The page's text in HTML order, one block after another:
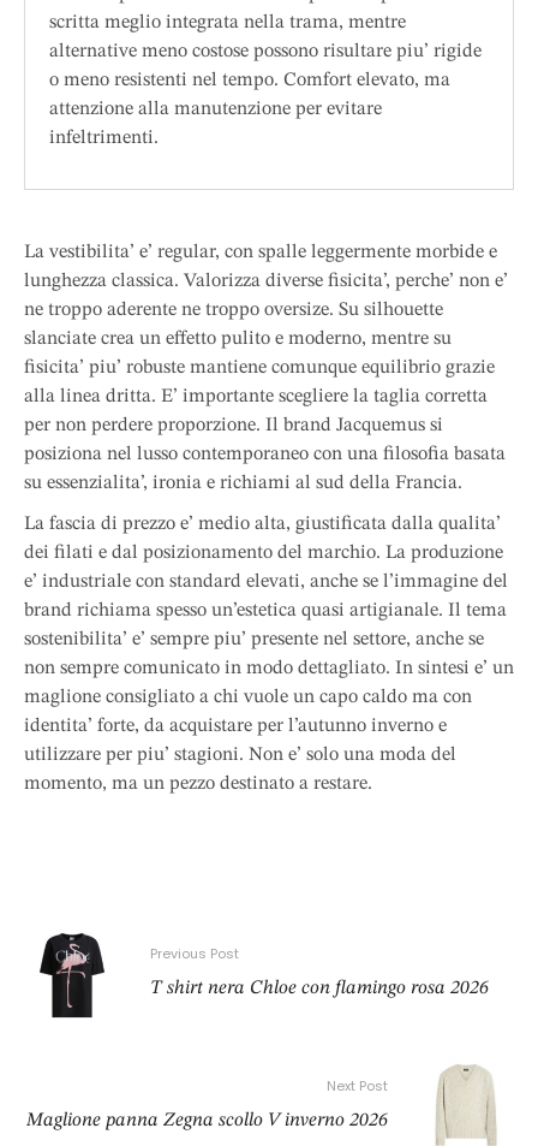
scritta meglio integrata nella trama, mentre
alternative meno costose possono risultare piu’ rigide
o meno resistenti nel tempo. Comfort elevato, ma
attenzione alla manutenzione per evitare
infeltrimenti.
La vestibilita’ e’ regular, con spalle leggermente morbide e
lunghezza classica. Valorizza diverse fisicita’, perche’ non e’
ne troppo aderente ne troppo oversize. Su silhouette
slanciate crea un effetto pulito e moderno, mentre su
fisicita’ piu’ robuste mantiene comunque equilibrio grazie
alla linea dritta. E’ importante scegliere la taglia corretta
per non perdere proporzione. Il brand Jacquemus si
posiziona nel lusso contemporaneo con una filosofia basata
su essenzialita’, ironia e richiami al sud della Francia.
La fascia di prezzo e’ medio alta, giustificata dalla qualita’
dei filati e dal posizionamento del marchio. La produzione
e’ industriale con standard elevati, anche se l’immagine del
brand richiama spesso un’estetica quasi artigianale. Il tema
sostenibilita’ e’ sempre piu’ presente nel settore, anche se
non sempre comunicato in modo dettagliato. In sintesi e’ un
maglione consigliato a chi vuole un capo caldo ma con
identita’ forte, da acquistare per l’autunno inverno e
utilizzare per piu’ stagioni. Non e’ solo una moda del
momento, ma un pezzo destinato a restare.
Previous Post
T shirt nera Chloe con flamingo rosa 2026
Next Post
Maglione panna Zegna scollo V inverno 2026